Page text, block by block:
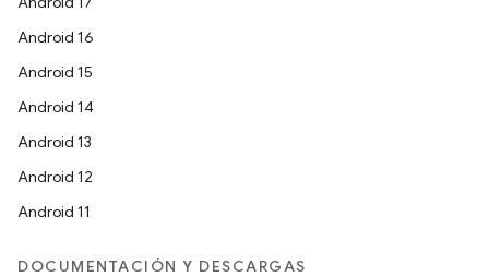
Android 16
Android 15
Android 14
Android 13
Android 12
Android 11
DOCUMENTACIÓN Y DESCARGAS